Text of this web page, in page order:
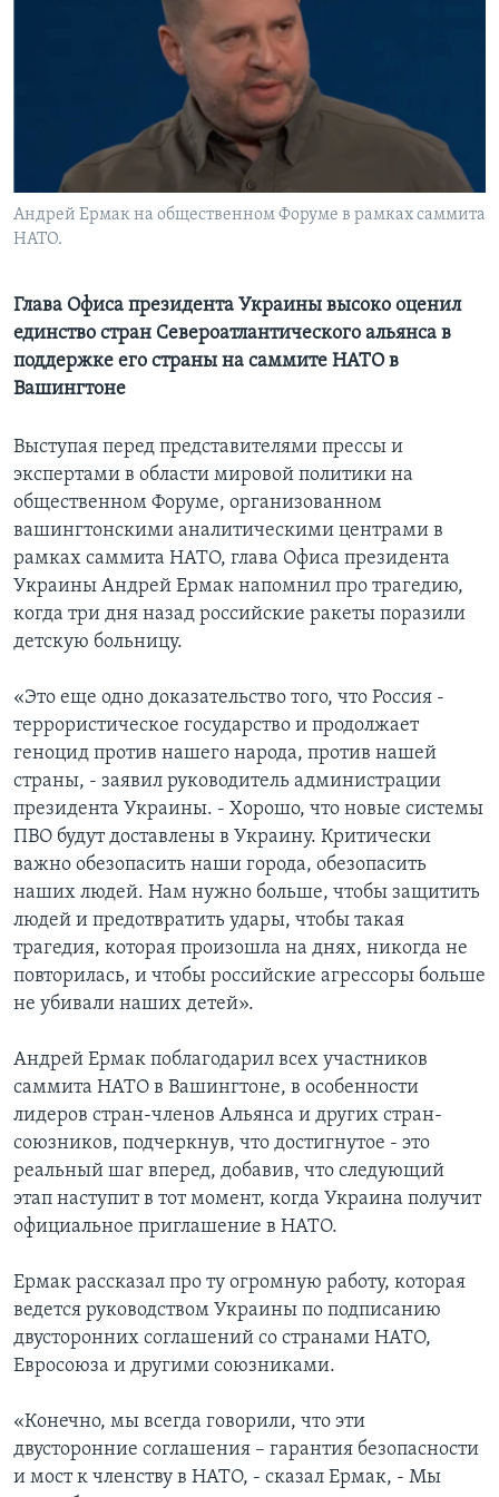
Языки
Андрей Ермак на общественном Форуме в рамках саммита
НАТО.
Глава Офиса президента Украины высоко оценил
единство стран Североатлантического альянса в
поддержке его страны на саммите НАТО в
Вашингтоне
Выступая перед представителями прессы и
экспертами в области мировой политики на
общественном Форуме, организованном
вашингтонскими аналитическими центрами в
рамках саммита НАТО, глава Офиса президента
Украины Андрей Ермак напомнил про трагедию,
когда три дня назад российские ракеты поразили
детскую больницу.
«Это еще одно доказательство того, что Россия -
террористическое государство и продолжает
геноцид против нашего народа, против нашей
страны, - заявил руководитель администрации
президента Украины. - Хорошо, что новые системы
ПВО будут доставлены в Украину. Критически
важно обезопасить наши города, обезопасить
наших людей. Нам нужно больше, чтобы защитить
людей и предотвратить удары, чтобы такая
трагедия, которая произошла на днях, никогда не
повторилась, и чтобы российские агрессоры больше
не убивали наших детей».
Андрей Ермак поблагодарил всех участников
саммита НАТО в Вашингтоне, в особенности
лидеров стран-членов Альянса и других стран-
союзников, подчеркнув, что достигнутое - это
реальный шаг вперед, добавив, что следующий
этап наступит в тот момент, когда Украина получит
официальное приглашение в НАТО.
Ермак рассказал про ту огромную работу, которая
ведется руководством Украины по подписанию
двусторонних соглашений со странами НАТО,
Евросоюза и другими союзниками.
«Конечно, мы всегда говорили, что эти
двусторонние соглашения – гарантия безопасности
и мост к членству в НАТО, - сказал Ермак, - Мы